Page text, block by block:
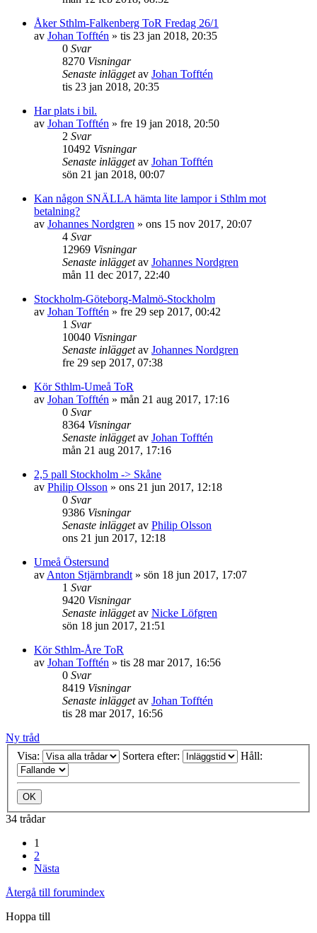
Åker Sthlm-Falkenberg ToR Fredag 26/1
av Johan Tofftén » tis 23 jan 2018, 20:35
0 Svar
8270 Visningar
Senaste inläggetav Johan Tofftén
tis 23 jan 2018, 20:35
Har plats i bil.
av Johan Tofftén » fre 19 jan 2018, 20:50
2 Svar
10492 Visningar
Senaste inläggetav Johan Tofftén
sön 21 jan 2018, 00:07
Kan någon SNÄLLA hämta lite lampor i Sthlm mot
betalning?
av Johannes Nordgren » ons 15 nov 2017, 20:07
4 Svar
12969 Visningar
Senaste inläggetav Johannes Nordgren
mån 11 dec 2017, 22:40
Stockholm-Göteborg-Malmö-Stockholm
av Johan Tofftén » fre 29 sep 2017, 00:42
1 Svar
10040 Visningar
Senaste inläggetav Johannes Nordgren
fre 29 sep 2017, 07:38
Kör Sthlm-Umeå ToR
av Johan Tofftén » mån 21 aug 2017, 17:16
0 Svar
8364 Visningar
Senaste inläggetav Johan Tofftén
mån 21 aug 2017, 17:16
2,5 pall Stockholm -> Skåne
av Philip Olsson » ons 21 jun 2017, 12:18
0 Svar
9386 Visningar
Senaste inläggetav Philip Olsson
ons 21 jun 2017, 12:18
Umeå Östersund
av Anton Stjärnbrandt » sön 18 jun 2017, 17:07
1 Svar
9420 Visningar
Senaste inläggetav Nicke Löfgren
sön 18 jun 2017, 21:51
Kör Sthlm-Åre ToR
av Johan Tofftén » tis 28 mar 2017, 16:56
0 Svar
8419 Visningar
Senaste inläggetav Johan Tofftén
tis 28 mar 2017, 16:56
Ny tråd
Visa:
Sortera efter: Håll:
34 trådar
1
2
Nästa
Återgå till forumindex
Hoppa till